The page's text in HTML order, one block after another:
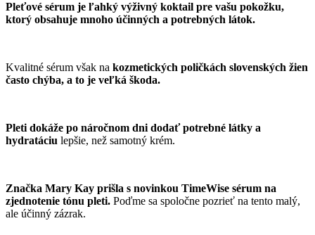
Pleťové sérum je ľahký výživný koktail pre vašu pokožku,
ktorý obsahuje mnoho účinných a potrebných látok.
Kvalitné sérum však na kozmetických poličkách slovenských žien
často chýba, a to je veľká škoda.
Pleti dokáže po náročnom dni dodať potrebné látky a
hydratáciu lepšie, než samotný krém.
Značka Mary Kay prišla s novinkou TimeWise sérum na
zjednotenie tónu pleti. Poďme sa spoločne pozrieť na tento malý,
ale účinný zázrak.